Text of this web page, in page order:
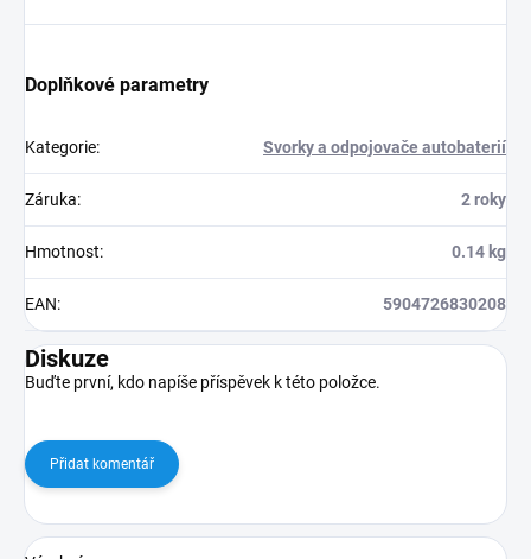
Doplňkové parametry
Kategorie: Svorky a odpojovače autobaterií
Záruka: 2 roky
Hmotnost: 0.14 kg
EAN: 5904726830208
Diskuze
Buďte první, kdo napíše příspěvek k této položce.
Přidat komentář